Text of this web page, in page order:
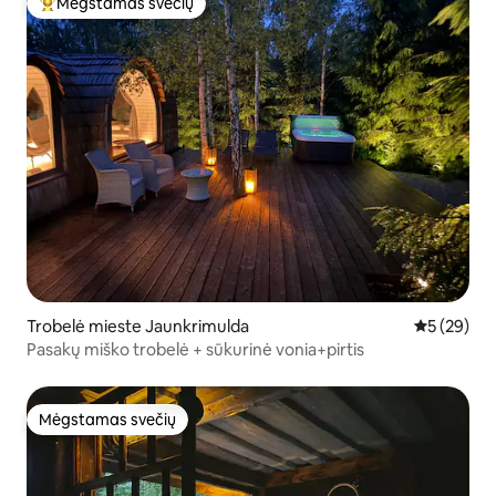
Svečių mėgstamiausias
Trobelė mieste Jaunkrimulda Vidutinis
5 (29)
Pasakų miško trobelė + sūkurinė vonia+pirtis
Mėgstamas svečių
Mėgstamas svečių